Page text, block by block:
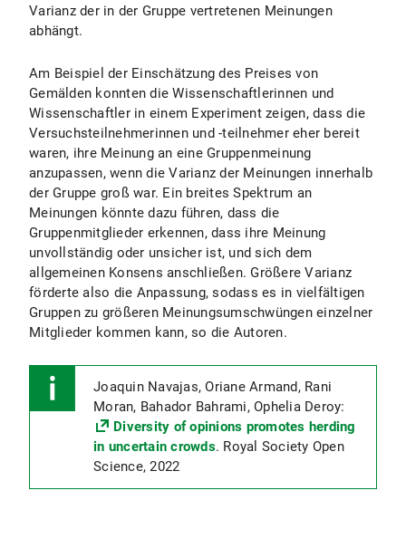
Varianz der in der Gruppe vertretenen Meinungen
abhängt.
Am Beispiel der Einschätzung des Preises von
Gemälden konnten die Wissenschaftlerinnen und
Wissenschaftler in einem Experiment zeigen, dass die
Versuchsteilnehmerinnen und -teilnehmer eher bereit
waren, ihre Meinung an eine Gruppenmeinung
anzupassen, wenn die Varianz der Meinungen innerhalb
der Gruppe groß war. Ein breites Spektrum an
Meinungen könnte dazu führen, dass die
Gruppenmitglieder erkennen, dass ihre Meinung
unvollständig oder unsicher ist, und sich dem
allgemeinen Konsens anschließen. Größere Varianz
förderte also die Anpassung, sodass es in vielfältigen
Gruppen zu größeren Meinungsumschwüngen einzelner
Mitglieder kommen kann, so die Autoren.
Joaquin Navajas, Oriane Armand, Rani
Moran, Bahador Bahrami, Ophelia Deroy:
Diversity of opinions promotes herding
in uncertain crowds. Royal Society Open
Science, 2022